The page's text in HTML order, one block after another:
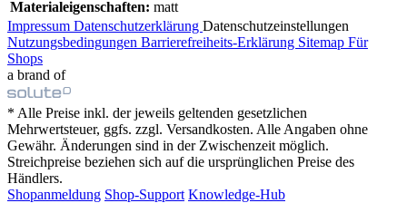
Materialeigenschaften: matt
Impressum Datenschutzerklärung Datenschutzeinstellungen
Nutzungsbedingungen Barrierefreiheits-Erklärung Sitemap Für
Shops
a brand of
* Alle Preise inkl. der jeweils geltenden gesetzlichen
Mehrwertsteuer, ggfs. zzgl. Versandkosten. Alle Angaben ohne
Gewähr. Änderungen sind in der Zwischenzeit möglich.
Streichpreise beziehen sich auf die ursprünglichen Preise des
Händlers.
Shopanmeldung Shop-Support Knowledge-Hub